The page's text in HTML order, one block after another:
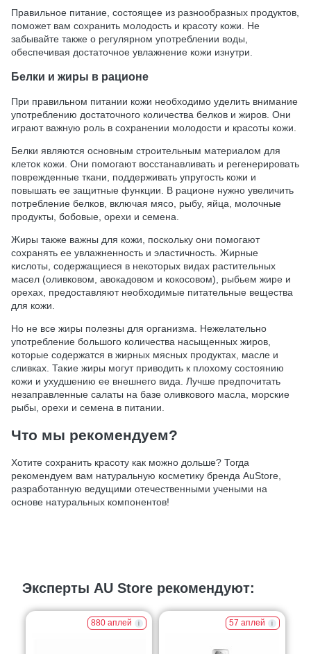
Правильное питание, состоящее из разнообразных продуктов,
поможет вам сохранить молодость и красоту кожи. Не
забывайте также о регулярном употреблении воды,
обеспечивая достаточное увлажнение кожи изнутри.
Белки и жиры в рационе
При правильном питании кожи необходимо уделить внимание
употреблению достаточного количества белков и жиров. Они
играют важную роль в сохранении молодости и красоты кожи.
Белки являются основным строительным материалом для
клеток кожи. Они помогают восстанавливать и регенерировать
поврежденные ткани, поддерживать упругость кожи и
повышать ее защитные функции. В рационе нужно увеличить
потребление белков, включая мясо, рыбу, яйца, молочные
продукты, бобовые, орехи и семена.
Жиры также важны для кожи, поскольку они помогают
сохранять ее увлажненность и эластичность. Жирные
кислоты, содержащиеся в некоторых видах растительных
масел (оливковом, авокадовом и кокосовом), рыбьем жире и
орехах, предоставляют необходимые питательные вещества
для кожи.
Но не все жиры полезны для организма. Нежелательно
употребление большого количества насыщенных жиров,
которые содержатся в жирных мясных продуктах, масле и
сливках. Такие жиры могут приводить к плохому состоянию
кожи и ухудшению ее внешнего вида. Лучше предпочитать
незаправленные салаты на базе оливкового масла, морские
рыбы, орехи и семена в питании.
Что мы рекомендуем?
Хотите сохранить красоту как можно дольше? Тогда
рекомендуем вам натуральную косметику бренда AuStore,
разработанную ведущими отечественными учеными на
основе натуральных компонентов!
Эксперты AU Store рекомендуют:
880 аплей 57 аплей